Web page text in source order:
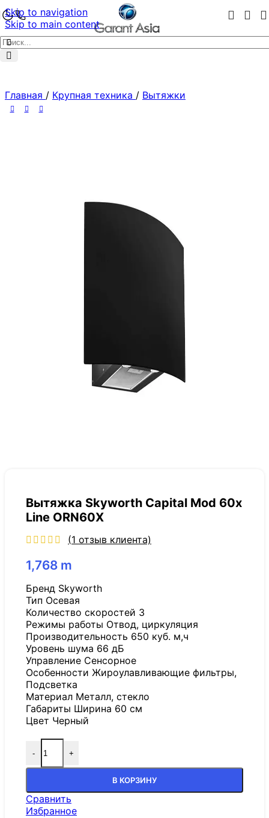
Skip to navigation
Skip to main content
Главная / Крупная техника / Вытяжки
Вытяжка Skyworth Capital Mod 60x
Line ORN60X
(1 отзыв клиента)
1,768 m
Бренд Skyworth
Тип Осевая
Количество скоростей 3
Режимы работы Отвод, циркуляция
Производительность 650 куб. м,ч
Уровень шума 66 дБ
Управление Сенсорное
Особенности Жироулавливающие фильтры,
Подсветка
Материал Металл, стекло
Габариты Ширина 60 см
Цвет Черный
- +
В КОРЗИНУ
Сравнить
Избранное